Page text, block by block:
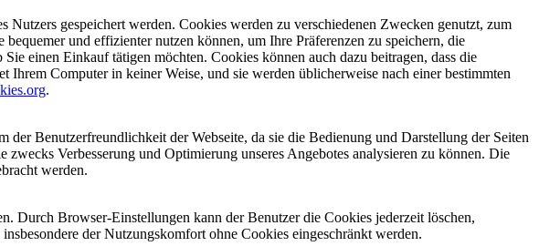
gespeichert werden. Cookies werden zu verschiedenen Zwecken genutzt, zum
und effizienter nutzen können, um Ihre Präferenzen zu speichern, die
einen Einkauf tätigen möchten. Cookies können auch dazu beitragen, dass die
Ihrem Computer in keiner Weise, und sie werden üblicherweise nach einer bestimmten
.
Benutzerfreundlichkeit der Webseite, da sie die Bedienung und Darstellung der Seiten
zwecks Verbesserung und Optimierung unseres Angebotes analysieren zu können. Die
werden.
Durch Browser-Einstellungen kann der Benutzer die Cookies jederzeit löschen,
der Nutzungskomfort ohne Cookies eingeschränkt werden.